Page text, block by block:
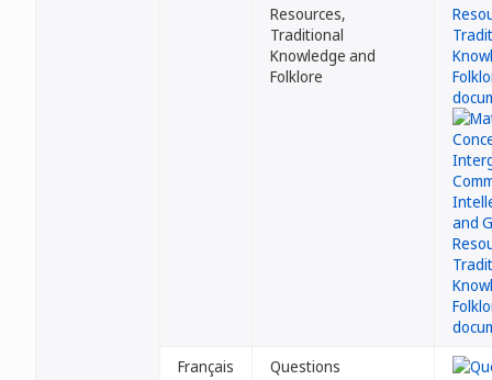
Resources,
Traditional
Knowledge and
Folklore
Français
Questions